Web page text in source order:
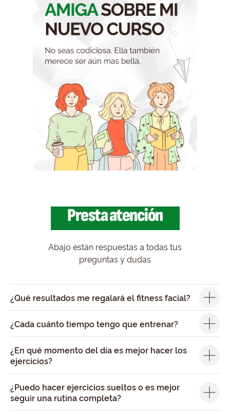
Presta atención
Abajo están respuestas a todas tus
preguntas y dudas
¿Qué resultados me regalará el fitness facial?
¿Cada cuánto tiempo tengo que entrenar?
¿En qué momento del día es mejor hacer los
ejercicios?
¿Puedo hacer ejercicios sueltos o es mejor
seguir una rutina completa?